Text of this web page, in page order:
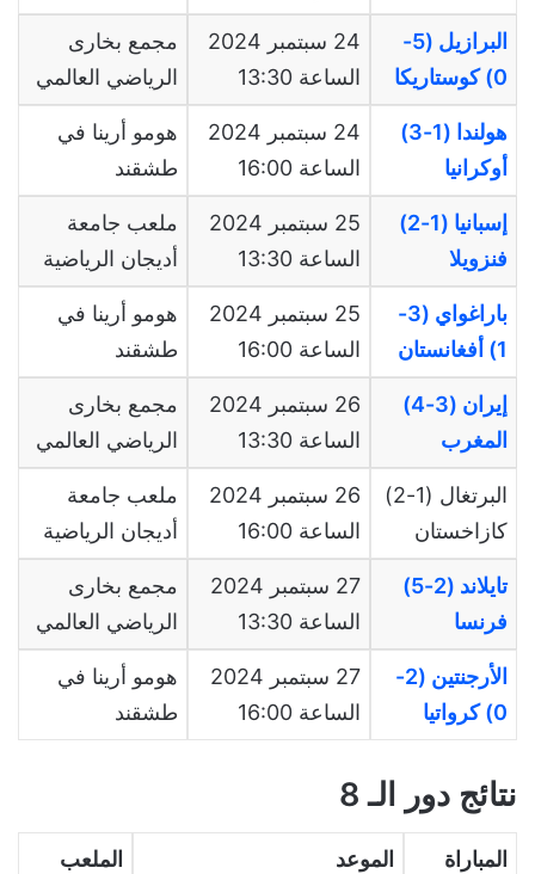
البرازيل (5-
0) كوستاريكا
24 سبتمبر 2024
الساعة 13:30
مجمع بخارى
الرياضي العالمي
هولندا (1-3)
أوكرانيا
24 سبتمبر 2024
الساعة 16:00
هومو أرينا في
طشقند
إسبانيا (1-2)
فنزويلا
25 سبتمبر 2024
الساعة 13:30
ملعب جامعة
أديجان الرياضية
باراغواي (3-
1) أفغانستان
25 سبتمبر 2024
الساعة 16:00
هومو أرينا في
طشقند
إيران (3-4)
المغرب
26 سبتمبر 2024
الساعة 13:30
مجمع بخارى
الرياضي العالمي
البرتغال (1-2)
كازاخستان
26 سبتمبر 2024
الساعة 16:00
ملعب جامعة
أديجان الرياضية
تايلاند (2-5)
فرنسا
27 سبتمبر 2024
الساعة 13:30
مجمع بخارى
الرياضي العالمي
الأرجنتين (2-
0) كرواتيا
27 سبتمبر 2024
الساعة 16:00
هومو أرينا في
طشقند
نتائج دور الـ 8
المباراة الموعد الملعب